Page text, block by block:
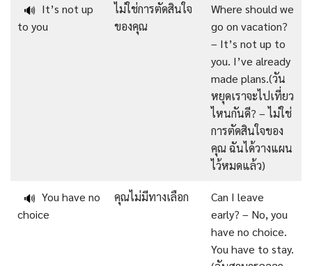
🔊 It’s not up
to you
ไม่ใช่การตัดสินใจ
ของคุณ
Where should we
go on vacation?
– It’s not up to
you. I’ve already
made plans.(วัน
หยุดเราจะไปเที่ยว
ไหนกันดี? – ไม่ใช่
การตัดสินใจของ
คุณ ฉันได้วางแผน
ไว้หมดแล้ว)
🔊 You have no
choice
คุณไม่มีทางเลือก
Can I leave
early? – No, you
have no choice.
You have to stay.